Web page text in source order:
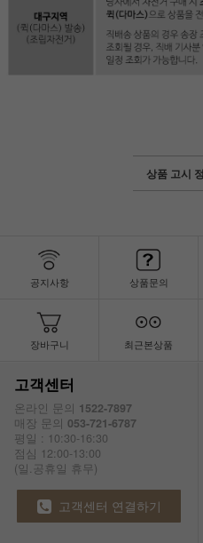
상품 고시
공지사항 상품문의
장바구니 최근본상품
고객센터
온라인 문의 1522-7897
매장 문의 053-721-6787
평일 : 10:30-16:30
점심 12:00-13:00
(일.공휴일 휴무)
고객센터 연결하기